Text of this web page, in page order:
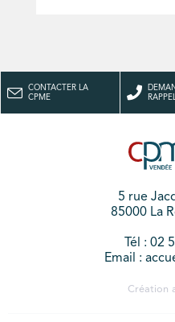
CONTACTER LA
CPME
RAPPEL
5 rue
85000 La
Tél : 02
Email :
Création